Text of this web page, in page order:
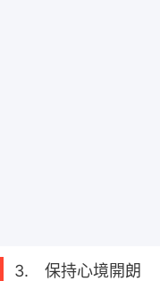
3. 保持心境開朗